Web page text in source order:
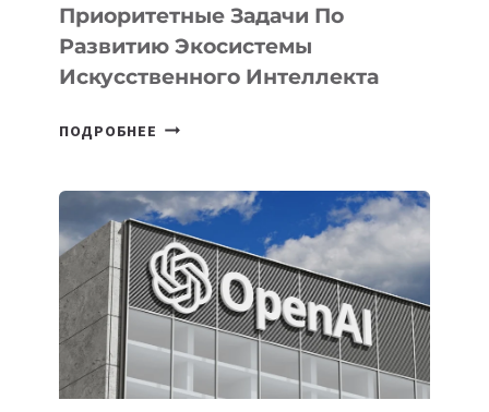
Приоритетные Задачи По
Развитию Экосистемы
Искусственного Интеллекта
ПОДРОБНЕЕ В
ПРИОРИТЕТНЫЕ
ЗАДАЧИ
ПО
РАЗВИТИЮ
ЭКОСИСТЕМЫ
ИСКУССТВЕННОГО
ИНТЕЛЛЕКТА